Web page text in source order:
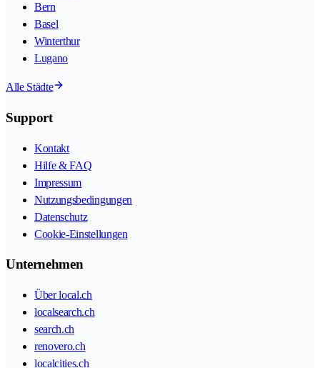
Bern
Basel
Winterthur
Lugano
Alle Städte
Support
Kontakt
Hilfe & FAQ
Impressum
Nutzungsbedingungen
Datenschutz
Cookie-Einstellungen
Unternehmen
Über local.ch
localsearch.ch
search.ch
renovero.ch
localcities.ch